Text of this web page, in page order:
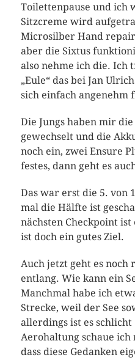
Toilettenpause und ich
Sitzcreme wird
Microsilber Hand
aber die Sixtus
also nehme ich die. Ich
„Eule“ das bei Jan
sich einfach angenehm
Die Jungs haben mir
gewechselt und die
noch ein, zwei Ensure
festes, dann geht es
Das war erst die 5. von
mal die Hälfte ist
nächsten Checkpoint ist
ist doch ein gutes Ziel.
Auch jetzt geht es noch
entlang. Wie kann ein
Manchmal habe ich
Strecke, weil der See
allerdings ist es
Aerohaltung schaue ich
dass diese Gedanken